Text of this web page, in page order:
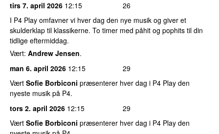
tirs 7. april 2026 12:15
26
I P4 Play omfavner vi hver dag den nye musik og giver et
skulderklap til klassikerne. To timer med påhit og pophits til din
tidlige eftermiddag.
Vært: Andrew Jensen.
man 6. april 2026 12:15
29
Vært Sofie Borbiconi præsenterer hver dag i P4 Play den
nyeste musik på P4.
tors 2. april 2026 12:15
29
Vært Sofie Borbiconi præsenterer hver dag i P4 Play den